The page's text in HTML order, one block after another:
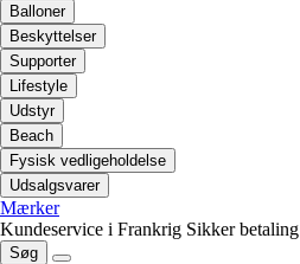
Balloner
Beskyttelser
Supporter
Lifestyle
Udstyr
Beach
Fysisk vedligeholdelse
Udsalgsvarer
Mærker
Kundeservice i Frankrig Sikker betaling
Søg